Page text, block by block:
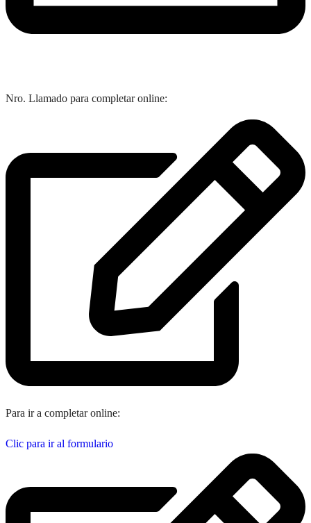
Nro. Llamado para completar online:
Para ir a completar online:
Clic para ir al formulario